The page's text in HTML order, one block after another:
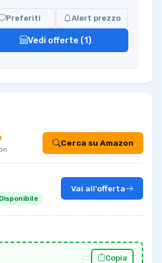
Preferiti Alert prezzo
Vedi offerte (1)
Cerca su Amazon
Disponibile
Vai all'offerta
Copia